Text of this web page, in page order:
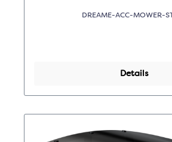
DREAME-ACC-MOWER-
Details